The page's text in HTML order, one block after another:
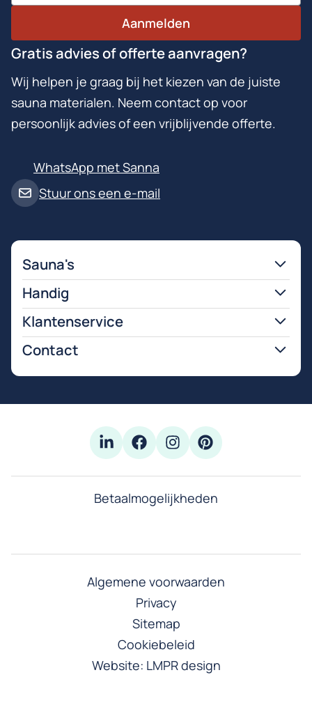
Aanmelden
Gratis advies of offerte aanvragen?
Wij helpen je graag bij het kiezen van de juiste
sauna materialen. Neem contact op voor
persoonlijk advies of een vrijblijvende offerte.
Stuur ons een e-mail
WhatsApp met Sanna
Sauna's
Handig
Klantenservice
Contact
Betaalmogelijkheden
Algemene voorwaarden
Privacy
Sitemap
Cookiebeleid
Website: LMPR design